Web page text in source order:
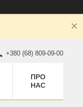
+380 (68) 809-09-00
ПРО
НАС